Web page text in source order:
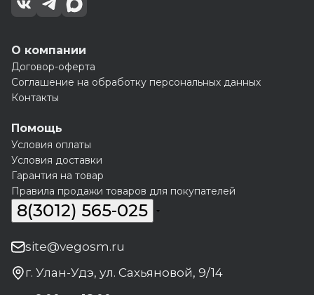
О компании
Договор-оферта
Соглашение на обработку персональных данных
Контакты
Помощь
Условия оплаты
Условия доставки
Гарантия на товар
Правила продажи товаров для покупателей
8(3012) 565-025
site@vegosm.ru
г. Улан-Удэ, ул. Сахьяновой, 9/14